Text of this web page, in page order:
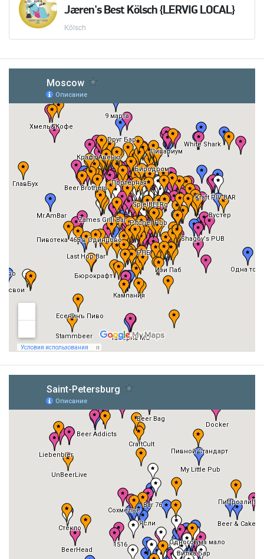
Jæren's Best Kölsch {LERVIG LOCAL}
Kölsch